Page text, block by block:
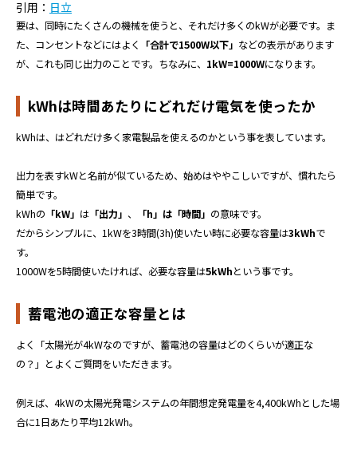
引用： 日立
要は、同時にたくさんの機械を使うと、それだけ多くのkWが必要です。ま
た、コンセントなどにはよく 「合計で1500W以下」 などの表示があります
が、これも同じ出力のことです。ちなみに、 1kW=1000Wになります。
kWhは時間あたりにどれだけ電気を使ったか
kWhは、はどれだけ多く家電製品を使えるのかという事を表しています。
出力を表すkWと名前が似ているため、始めはややこしいですが、慣れたら
簡単です。
kWhの 「kW」 は 「出力」 、 「h」は「時間」 の意味です。
だからシンプルに、1kWを3時間(3h)使いたい時に必要な容量は3kWhで
す。
1000Wを5時間使いたければ、必要な容量は5kWhという事です。
蓄電池の適正な容量とは
よく「太陽光が4kWなのですが、蓄電池の容量はどのくらいが適正な
の？」とよくご質問をいただきます。
例えば、4kWの太陽光発電システムの年間想定発電量を4,400kWhとした場
合に1日あたり平均12kWh。